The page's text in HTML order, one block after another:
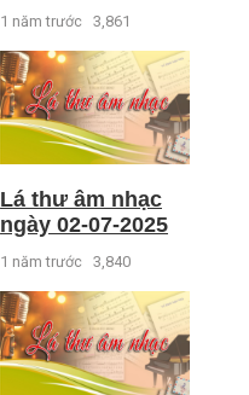
1 năm trước 3,861
Lá thư âm nhạc
ngày 02-07-2025
1 năm trước 3,840